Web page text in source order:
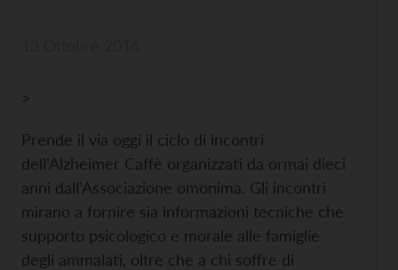
>
Prende il via oggi il ciclo di incontri
dell’Alzheimer Caffè organizzati da ormai dieci
anni dall’Associazione omonima. Gli incontri
mirano a fornire sia informazioni tecniche che
supporto psicologico e morale alle famiglie
degli ammalati, oltre che a chi soffre di